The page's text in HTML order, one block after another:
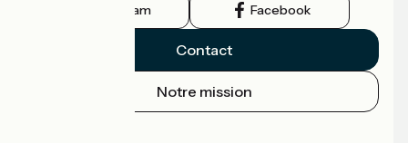
Instagram Facebook
Contact
Notre mission